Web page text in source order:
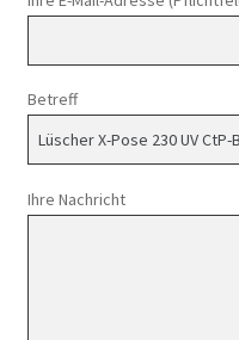
Betreff
Ihre Nachricht